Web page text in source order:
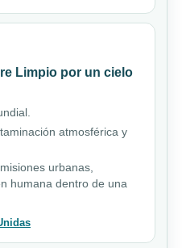
Limpio por un cielo
atmosférica y
urbanas,
humana dentro de una